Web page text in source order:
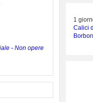
- Non opere
1
Calici